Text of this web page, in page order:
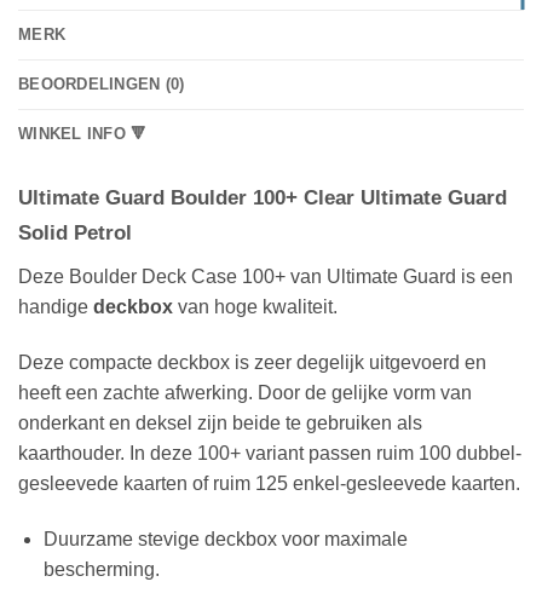
MERK
BEOORDELINGEN (0)
WINKEL INFO 🔻
Ultimate Guard Boulder 100+ Clear Ultimate Guard
Solid Petrol
Deze Boulder Deck Case 100+ van Ultimate Guard is een
handige deckbox van hoge kwaliteit.
Deze compacte deckbox is zeer degelijk uitgevoerd en
heeft een zachte afwerking. Door de gelijke vorm van
onderkant en deksel zijn beide te gebruiken als
kaarthouder. In deze 100+ variant passen ruim 100 dubbel-
gesleevede kaarten of ruim 125 enkel-gesleevede kaarten.
Duurzame stevige deckbox voor maximale
bescherming.